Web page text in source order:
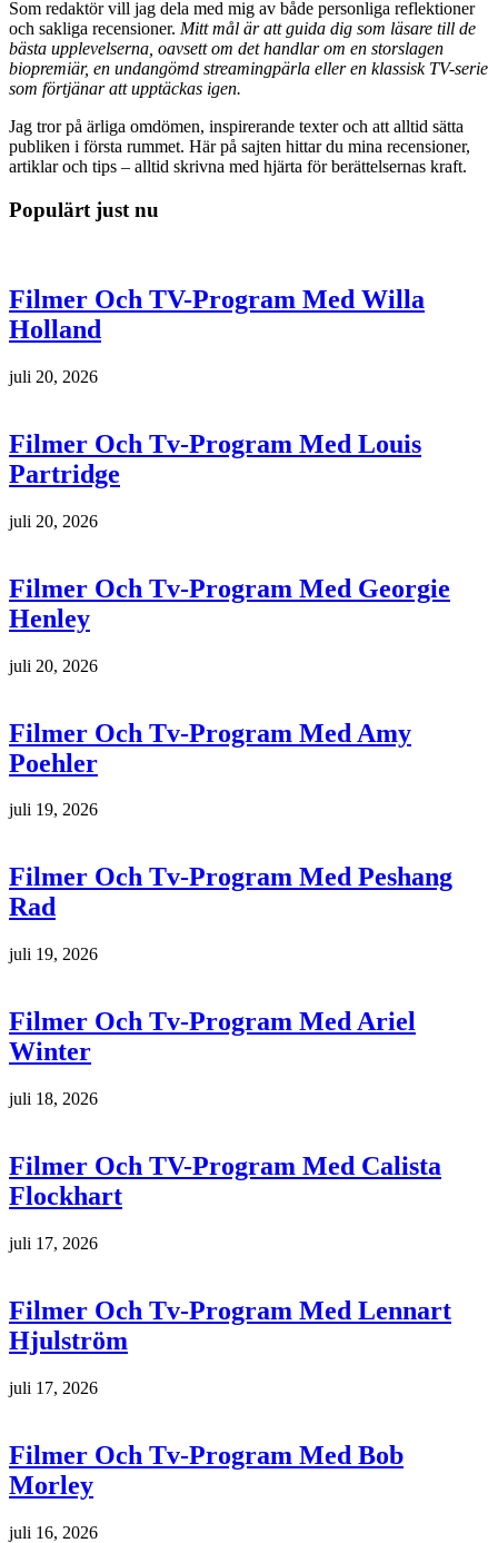
Som redaktör vill jag dela med mig av både personliga reflektioner
och sakliga recensioner. Mitt mål är att guida dig som läsare till de
bästa upplevelserna, oavsett om det handlar om en storslagen
biopremiär, en undangömd streamingpärla eller en klassisk TV-serie
som förtjänar att upptäckas igen.
Jag tror på ärliga omdömen, inspirerande texter och att alltid sätta
publiken i första rummet. Här på sajten hittar du mina recensioner,
artiklar och tips – alltid skrivna med hjärta för berättelsernas kraft.
Populärt just nu
Filmer Och TV-Program Med Willa
Holland
juli 20, 2026
Filmer Och Tv-Program Med Louis
Partridge
juli 20, 2026
Filmer Och Tv-Program Med Georgie
Henley
juli 20, 2026
Filmer Och Tv-Program Med Amy
Poehler
juli 19, 2026
Filmer Och Tv-Program Med Peshang
Rad
juli 19, 2026
Filmer Och Tv-Program Med Ariel
Winter
juli 18, 2026
Filmer Och TV-Program Med Calista
Flockhart
juli 17, 2026
Filmer Och Tv-Program Med Lennart
Hjulström
juli 17, 2026
Filmer Och Tv-Program Med Bob
Morley
juli 16, 2026